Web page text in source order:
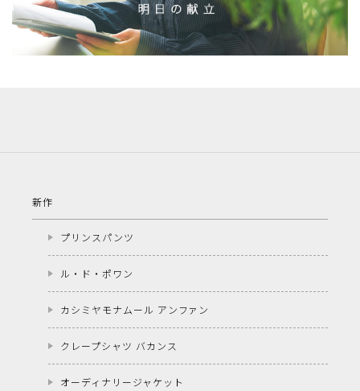
新作
プリンスパンツ
ル・ド・ポワン
カシミヤモナムール アンファン
クレープシャツ バカンス
オーディナリージャケット